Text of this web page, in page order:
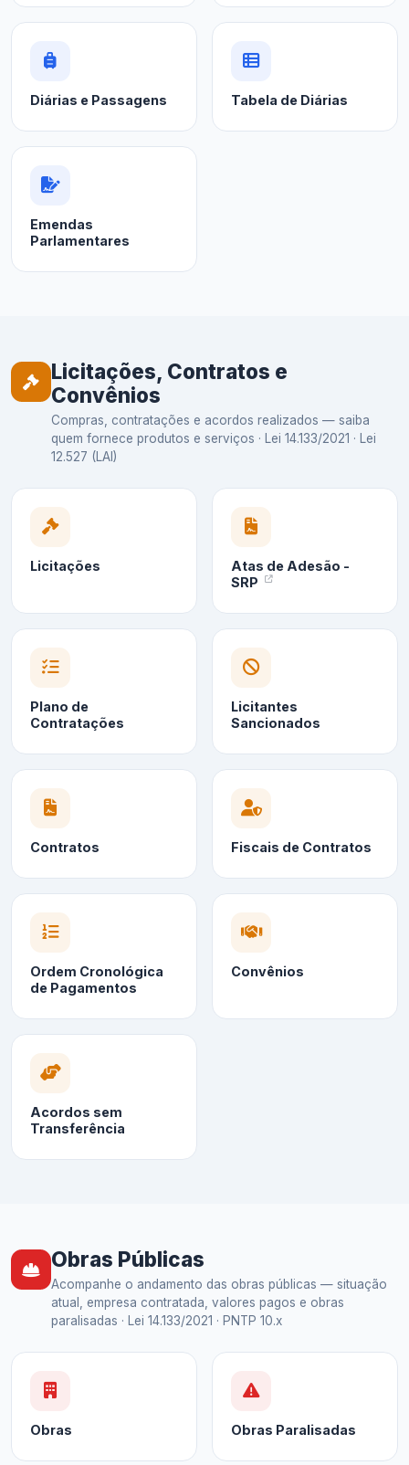
Diárias e Passagens Tabela de Diárias
Emendas
Parlamentares
Licitações, Contratos e
Convênios
Compras, contratações e acordos realizados — saiba
quem fornece produtos e serviços · Lei 14.133/2021 · Lei
12.527 (LAI)
Licitações
Atas de Adesão -
SRP
Plano de
Contratações
Licitantes
Sancionados
Contratos Fiscais de Contratos
Ordem Cronológica
de Pagamentos
Convênios
Acordos sem
Transferência
Obras Públicas
Acompanhe o andamento das obras públicas — situação
atual, empresa contratada, valores pagos e obras
paralisadas · Lei 14.133/2021 · PNTP 10.x
Obras Obras Paralisadas